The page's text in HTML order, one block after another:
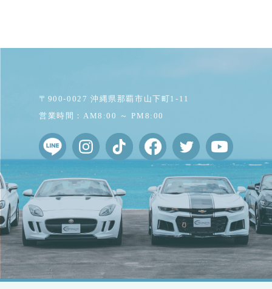
〒900-0027 沖縄県那覇市山下町1-11
営業時間：AM8:00 ～ PM8:00